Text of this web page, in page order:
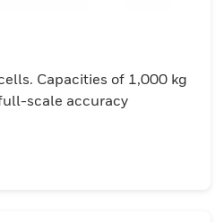
Capacities of 1,000 kg
scale accuracy